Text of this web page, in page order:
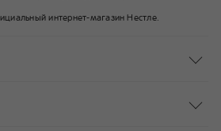
интернет-магазин Нестле.